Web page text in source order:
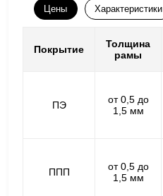
Цены Характеристики
Покрытие
Толщина
рамы
ПЭ
от 0,5 до
1,5 мм
ППП
от 0,5 до
1,5 мм